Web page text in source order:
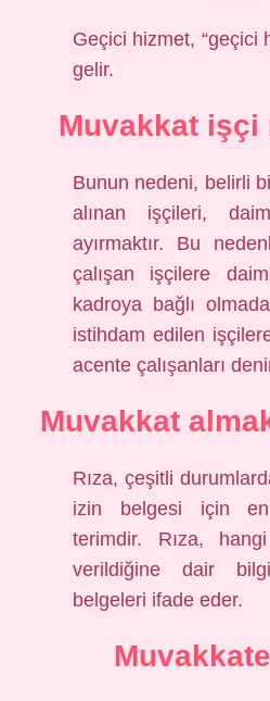
Geçici hizmet, “geçici
gelir.
Muvakkat işçi
Bunun nedeni, belirli
alınan işçileri,
ayırmaktır. Bu
çalışan işçilere
kadroya bağlı
istihdam edilen
acente çalışanları
Muvakkat
Rıza, çeşitli
izin belgesi için en
terimdir. Rıza,
verildiğine dair
belgeleri ifade eder.